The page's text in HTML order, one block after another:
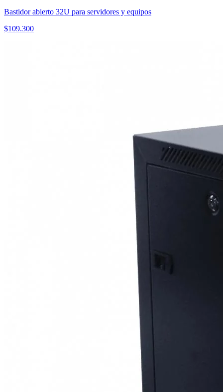
Bastidor abierto 32U para servidores y equipos
$109.300